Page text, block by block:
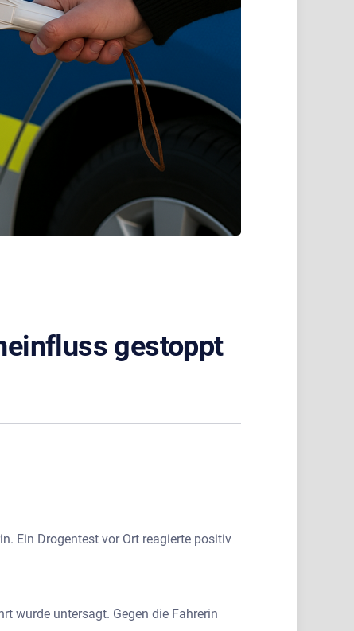
gestoppt
Ein Drogentest vor Ort reagierte positiv
wurde untersagt. Gegen die Fahrerin